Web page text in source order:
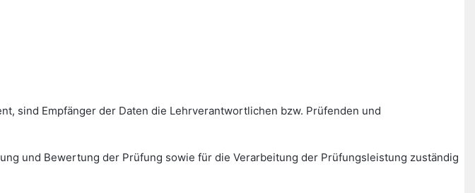
sind Empfänger der Daten die Lehrverantwortlichen bzw. Prüfenden und
und Bewertung der Prüfung sowie für die Verarbeitung der Prüfungsleistung zuständig